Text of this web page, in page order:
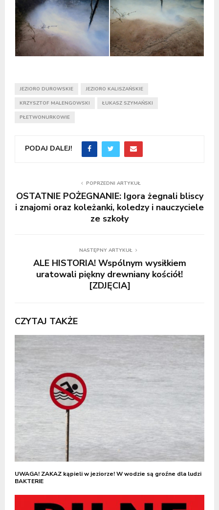
JEZIORO DUROWSKIE JEZIORO KALISZAŃSKIE
KRZYSZTOF MALENGOWSKI ŁUKASZ SZYMAŃSKI
PŁETWONURKOWIE
PODAJ DALEJ!
POPRZEDNI ARTYKUŁ
OSTATNIE POŻEGNANIE: Igora żegnali bliscy
i znajomi oraz koleżanki, koledzy i nauczyciele
ze szkoły
NASTĘPNY ARTYKUŁ
ALE HISTORIA! Wspólnym wysiłkiem
uratowali piękny drewniany kościół!
[ZDJĘCIA]
CZYTAJ TAKŻE
UWAGA! ZAKAZ kąpieli w jeziorze! W wodzie są groźne dla ludzi
BAKTERIE